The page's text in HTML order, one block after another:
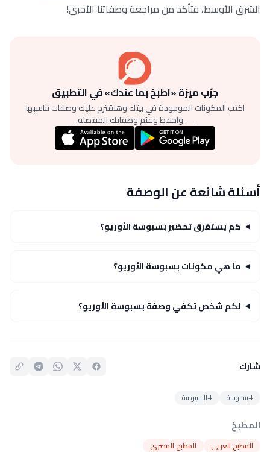
الشرق الأوسط، فتأكد من مراجعة وصفاتنا الأخرى!
جرّب ميزة «اطبخ بما عندك» في التطبيق
اكتب المكونات الموجودة في بيتك وهنقترح عليك وصفات تناسبها
— واحفظ وقيّم وصفاتك المفضلة.
أسئلة شائعة عن الوصفة
كم يستغرق تحضير بسبوسة الأوريو؟
ما هي مكونات بسبوسة الأوريو؟
لكم شخص تكفي وصفة بسبوسة الأوريو؟
شارك
#بسبوسة #البسبوسة
المطبخ
المطبخ الغربي المطبخ المصري